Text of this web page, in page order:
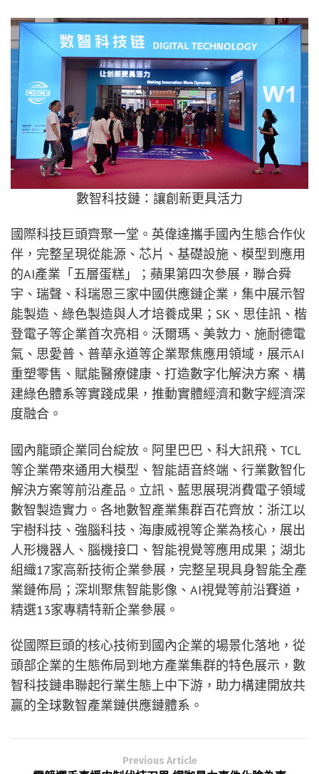
數智科技鏈：讓創新更具活力
國際科技巨頭齊聚一堂。英偉達攜手國內生態合作伙
伴，完整呈現從能源、芯片、基礎設施、模型到應用
的AI產業「五層蛋糕」；蘋果第四次參展，聯合舜
宇、瑞聲、科瑞恩三家中國供應鏈企業，集中展示智
能製造、綠色製造與人才培養成果；SK、思佳訊、楷
登電子等企業首次亮相。沃爾瑪、美敦力、施耐德電
氣、思愛普、普華永道等企業聚焦應用領域，展示AI
重塑零售、賦能醫療健康、打造數字化解決方案、構
建綠色體系等實踐成果，推動實體經濟和數字經濟深
度融合。
國內龍頭企業同台綻放。阿里巴巴、科大訊飛、TCL
等企業帶來通用大模型、智能語音終端、行業數智化
解決方案等前沿產品。立訊、藍思展現消費電子領域
數智製造實力。各地數智產業集群百花齊放：浙江以
宇樹科技、強腦科技、海康威視等企業為核心，展出
人形機器人、腦機接口、智能視覺等應用成果；湖北
組織17家高新技術企業參展，完整呈現具身智能全產
業鏈佈局；深圳聚焦智能影像、AI視覺等前沿賽道，
精選13家專精特新企業參展。
從國際巨頭的核心技術到國內企業的場景化落地，從
頭部企業的生態佈局到地方產業集群的特色展示，數
智科技鏈串聯起行業生態上中下游，助力構建開放共
贏的全球數智產業鏈供應鏈體系。
Previous Article